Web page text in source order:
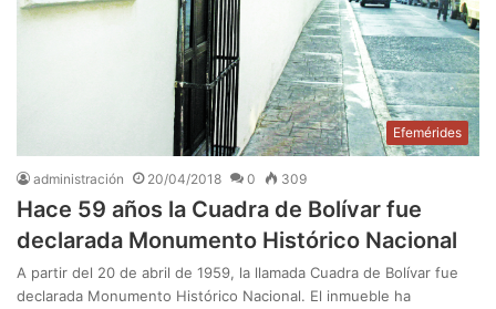
Efemérides
administración 20/04/2018 0 309
Hace 59 años la Cuadra de Bolívar fue
declarada Monumento Histórico Nacional
A partir del 20 de abril de 1959, la llamada Cuadra de Bolívar fue
declarada Monumento Histórico Nacional. El inmueble ha